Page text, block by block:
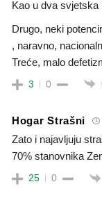
Kao u dva svjetska
Drugo, neki
, naravno,
Treće, malo
3 0
Hogar Strašni
Zato i najavljuju
70% stanovnika
25 0